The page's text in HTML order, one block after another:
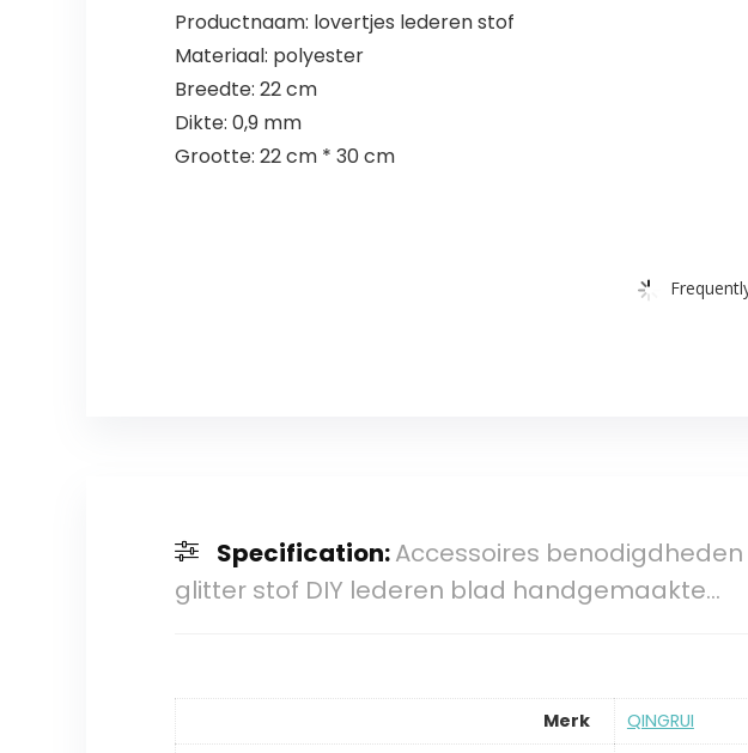
Productnaam: lovertjes lederen stof
Materiaal: polyester
Breedte: 22 cm
Dikte: 0,9 mm
Grootte: 22 cm * 30 cm
Specification:Accessoires
glitter stof DIY lederen blad handgemaakte…
Merk
‎QINGRUI